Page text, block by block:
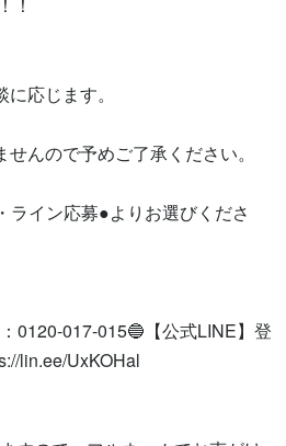
！
応じます。
んので予めご了承ください。
ライン応募●よりお選びくださ
0120-017-015🔵【公式LINE】登
lin.ee/UxKOHal